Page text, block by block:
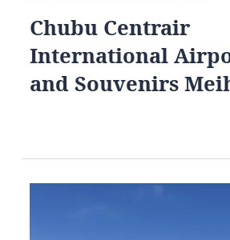
Chubu Centrair
International
and Souvenirs